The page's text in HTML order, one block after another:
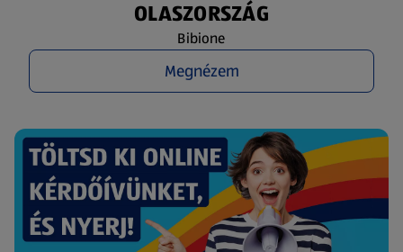
OLASZORSZÁG
Bibione
Megnézem